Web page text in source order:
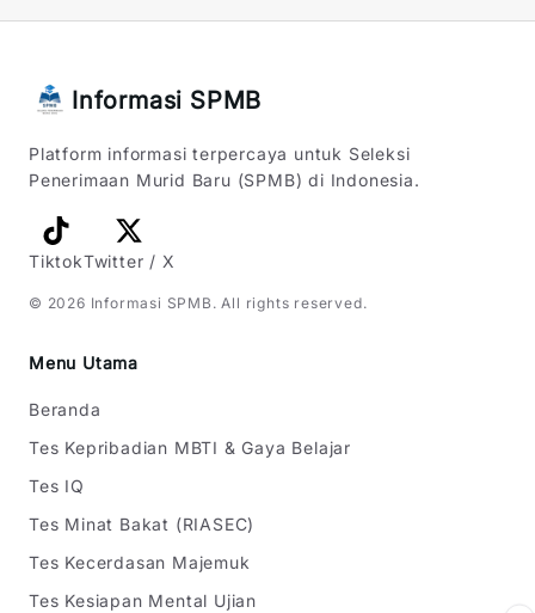
Informasi SPMB
Platform informasi terpercaya untuk Seleksi
Penerimaan Murid Baru (SPMB) di Indonesia.
TiktokTwitter / X
© 2026 Informasi SPMB . All rights reserved.
Menu Utama
Beranda
Tes Kepribadian MBTI & Gaya Belajar
Tes IQ
Tes Minat Bakat (RIASEC)
Tes Kecerdasan Majemuk
Tes Kesiapan Mental Ujian